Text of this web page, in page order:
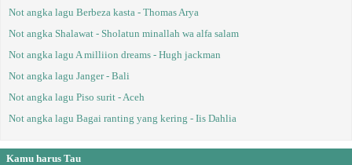
Not angka lagu Berbeza kasta - Thomas Arya
Not angka Shalawat - Sholatun minallah wa alfa salam
Not angka lagu A milliion dreams - Hugh jackman
Not angka lagu Janger - Bali
Not angka lagu Piso surit - Aceh
Not angka lagu Bagai ranting yang kering - Iis Dahlia
Kamu harus Tau